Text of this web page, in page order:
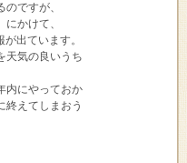
ですが、
かけて、
出ています。
天気の良いうち
内にやっておか
終えてしまおう